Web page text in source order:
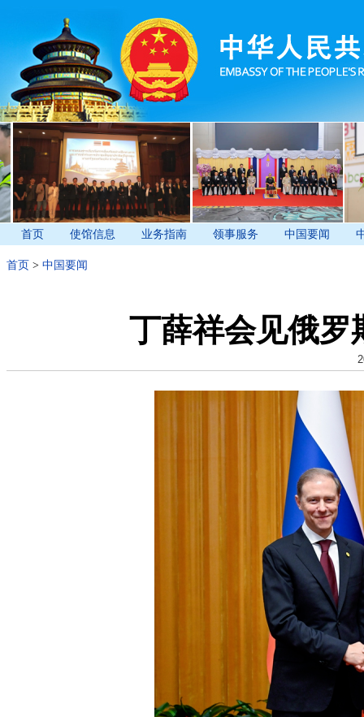
首页 使馆信息 业务指南 领事服务 中国要闻
首页 > 中国要闻
丁薛祥会见俄罗